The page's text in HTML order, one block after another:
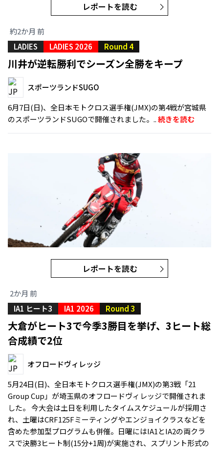
レポートを読む
約2か月 前
LADIES
LADIES 2026 Round 4
川井が逆転勝利でシーズン全勝をキープ
スポーツランドSUGO
6月7日(日)、全日本モトクロス選手権(JMX)の第4戦が宮城県
のスポーツランドSUGOで開催されました。..続きを読む
レポートを読む
2か月 前
IA1 ヒート3
IA1 2026 Round 3
大倉がヒート3で今季3勝目を挙げ、3ヒート総
合成績で2位
オフロードヴィレッジ
5月24日(日)、全日本モトクロス選手権(JMX)の第3戦「21
Group Cup」が埼玉県のオフロードヴィレッジで開催されま
した。 今大会は土日を利用したタイムスケジュールが採用さ
れ、土曜はCRF125Fミーティングやエンジョイクラスなどを
含めた参加型プログラムも併催。日曜にはIA1とIA2の両クラ
スで決勝3ヒート制(15分+1周)が実施され、スプリント形式の